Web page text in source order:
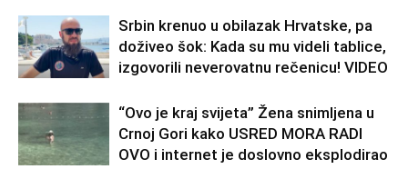
Srbin krenuo u obilazak Hrvatske, pa
doživeo šok: Kada su mu videli tablice,
izgovorili neverovatnu rečenicu! VIDEO
“Ovo je kraj svijeta” Žena snimljena u
Crnoj Gori kako USRED MORA RADI
OVO i internet je doslovno eksplodirao